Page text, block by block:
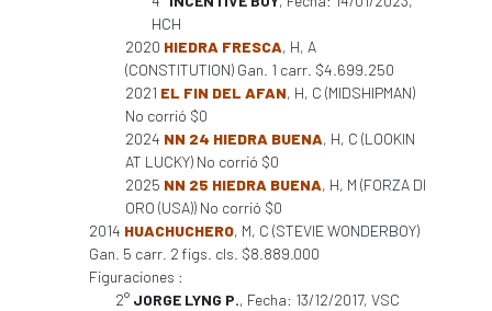
HCH
2020 HIEDRA FRESCA, H, A
(CONSTITUTION) Gan. 1 carr. $4.699.250
2021 EL FIN DEL AFAN, H, C (MIDSHIPMAN)
No corrió $0
2024 NN 24 HIEDRA BUENA, H, C (LOOKIN
AT LUCKY) No corrió $0
2025 NN 25 HIEDRA BUENA, H, M (FORZA DI
ORO (USA)) No corrió $0
2014 HUACHUCHERO, M, C (STEVIE WONDERBOY)
Gan. 5 carr. 2 figs. cls. $8.889.000
Figuraciones :
2° JORGE LYNG P., Fecha: 13/12/2017, VSC